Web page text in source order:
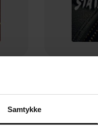
Samtykke